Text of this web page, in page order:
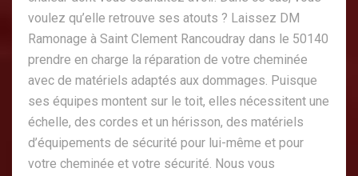
voulez qu’elle retrouve ses atouts ? Laissez DM
Ramonage à Saint Clement Rancoudray dans le 50140
prendre en charge la réparation de votre cheminée
avec de matériels adaptés aux dommages. Puisque
ses équipes montent sur le toit, elles nécessitent une
échelle, des cordes et un hérisson, des matériels
d’équipements de sécurité pour lui-même et pour
votre cheminée et votre sécurité. Nous vous